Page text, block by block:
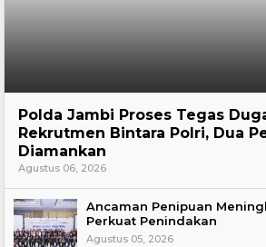
Polda Jambi Proses Tegas
Rekrutmen Bintara Polri, Dua
Diamankan
Agustus 06, 2026
Ancaman Penipuan
Perkuat Penindakan
Agustus 05, 2026